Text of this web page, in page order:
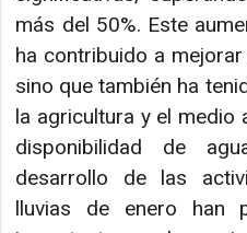
más del 50%. Este
ha contribuido a
sino que también ha
la agricultura y el medio
disponibilidad de
desarrollo de las
lluvias de enero han